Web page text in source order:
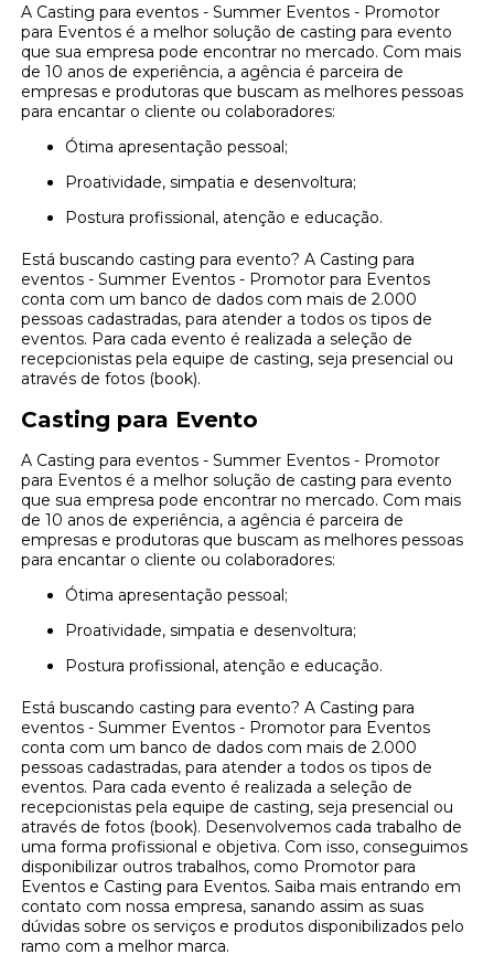
A Casting para eventos - Summer Eventos - Promotor
para Eventos é a melhor solução de casting para evento
que sua empresa pode encontrar no mercado. Com mais
de 10 anos de experiência, a agência é parceira de
empresas e produtoras que buscam as melhores pessoas
para encantar o cliente ou colaboradores:
Ótima apresentação pessoal;
Proatividade, simpatia e desenvoltura;
Postura profissional, atenção e educação.
Está buscando casting para evento? A Casting para
eventos - Summer Eventos - Promotor para Eventos
conta com um banco de dados com mais de 2.000
pessoas cadastradas, para atender a todos os tipos de
eventos. Para cada evento é realizada a seleção de
recepcionistas pela equipe de casting, seja presencial ou
através de fotos (book).
Casting para Evento
A Casting para eventos - Summer Eventos - Promotor
para Eventos é a melhor solução de casting para evento
que sua empresa pode encontrar no mercado. Com mais
de 10 anos de experiência, a agência é parceira de
empresas e produtoras que buscam as melhores pessoas
para encantar o cliente ou colaboradores:
Ótima apresentação pessoal;
Proatividade, simpatia e desenvoltura;
Postura profissional, atenção e educação.
Está buscando casting para evento? A Casting para
eventos - Summer Eventos - Promotor para Eventos
conta com um banco de dados com mais de 2.000
pessoas cadastradas, para atender a todos os tipos de
eventos. Para cada evento é realizada a seleção de
recepcionistas pela equipe de casting, seja presencial ou
através de fotos (book). Desenvolvemos cada trabalho de
uma forma profissional e objetiva. Com isso, conseguimos
disponibilizar outros trabalhos, como Promotor para
Eventos e Casting para Eventos. Saiba mais entrando em
contato com nossa empresa, sanando assim as suas
dúvidas sobre os serviços e produtos disponibilizados pelo
ramo com a melhor marca.